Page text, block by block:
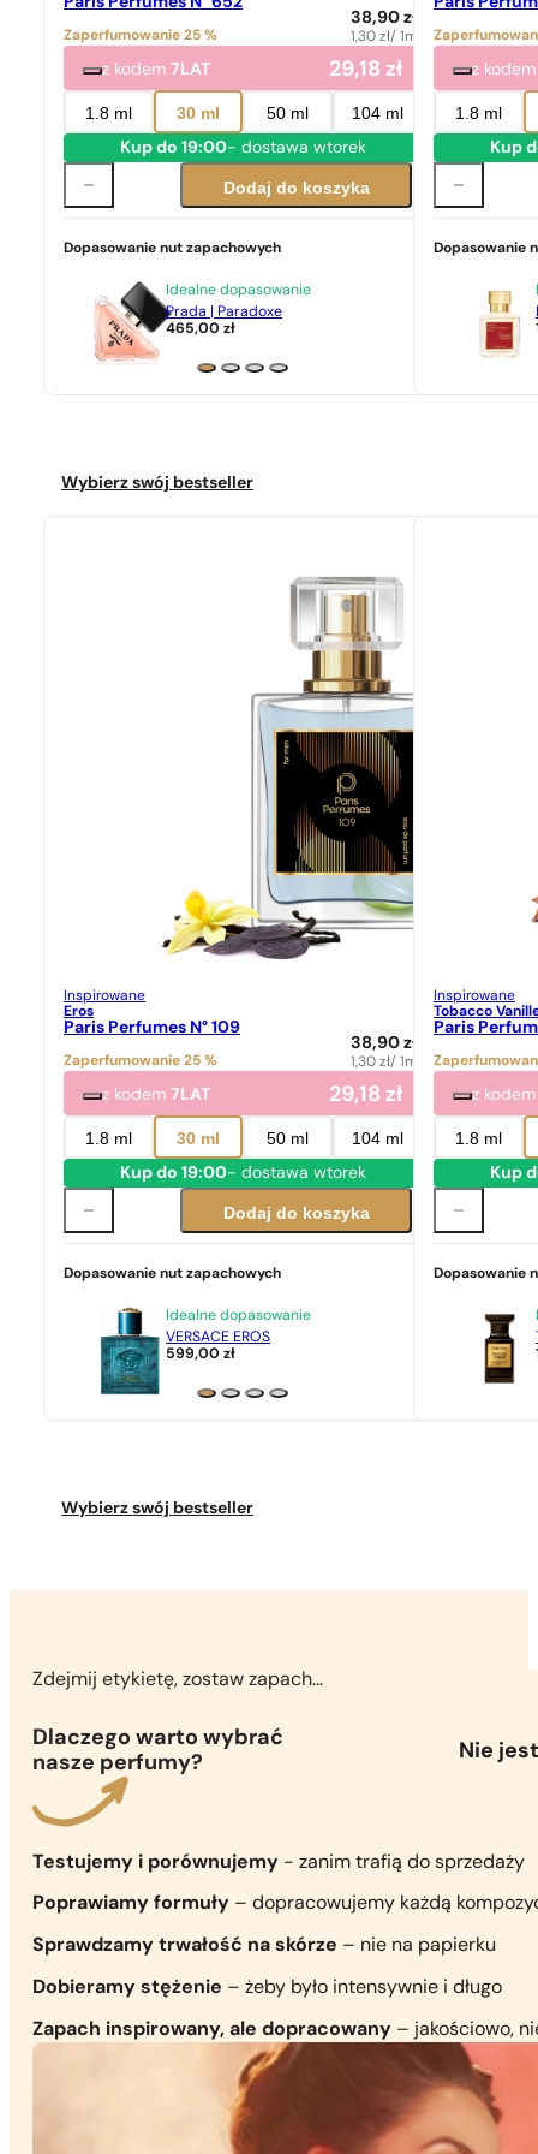
Zaperfumowanie 25 %
38,90zł
1,30zł/ 1ml
z kodem7LAT 29,18zł
1.8 ml 30 ml 50 ml 104 ml
Kup do 19:00- dostawa wtorek
Dodaj do koszyka
Dopasowanie nut zapachowych
Idealne dopasowanie
Prada | Paradoxe
465,00zł
z
1.8 ml
Kup
Dopasowanie
Wybierz swój bestseller
Inspirowane
Eros
Paris Perfumes N° 109
Zaperfumowanie 25 %
38,90zł
1,30zł/ 1ml
z kodem7LAT 29,18zł
1.8 ml 30 ml 50 ml 104 ml
Kup do 19:00- dostawa wtorek
Dodaj do koszyka
Dopasowanie nut zapachowych
Idealne dopasowanie
VERSACE EROS
599,00zł
Inspirowane
Tobacco
Paris
z
1.8 ml
Kup
Dopasowanie
Wybierz swój bestseller
Zdejmij etykietę, zostaw zapach...
Nie
Dlaczego warto wybrać
nasze perfumy?
Testujemy i porównujemy - zanim trafią do sprzedaży
Poprawiamy formuły – dopracowujemy każdą
Sprawdzamy trwałość na skórze – nie na papierku
Dobieramy stężenie – żeby było intensywnie i długo
Zapach inspirowany, ale dopracowany – jakościowo,